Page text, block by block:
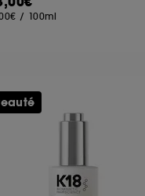
/ 100ml